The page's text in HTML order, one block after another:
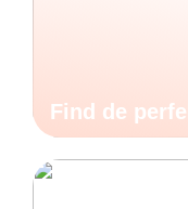
Find de